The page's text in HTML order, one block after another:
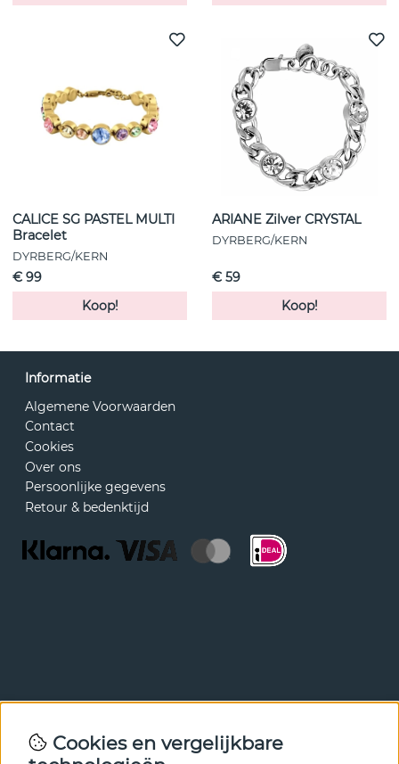
CALICE SG PASTEL MULTI
Bracelet
DYRBERG/KERN
€ 99
Koop!
ARIANE Zilver CRYSTAL
DYRBERG/KERN
€ 59
Koop!
Informatie
Algemene Voorwaarden
Contact
Cookies
Over ons
Persoonlijke gegevens
Retour & bedenktijd
Met onze nieuwsbrief ben je als eerste op de hoogte van
Cookies en vergelijkbare